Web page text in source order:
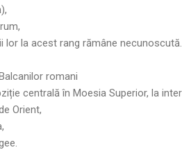
lor la acest rang rămâne necunoscută.
romani
centrală în Moesia Superior, la
Orient,